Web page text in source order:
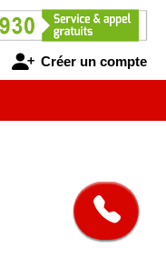
Créer un compte